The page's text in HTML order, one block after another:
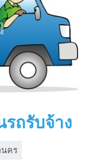
ถรับจ้าง
นคร